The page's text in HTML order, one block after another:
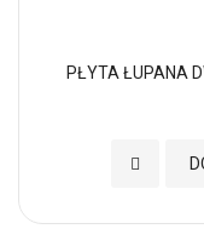
PŁYTA ŁUPANA
Dodaj do